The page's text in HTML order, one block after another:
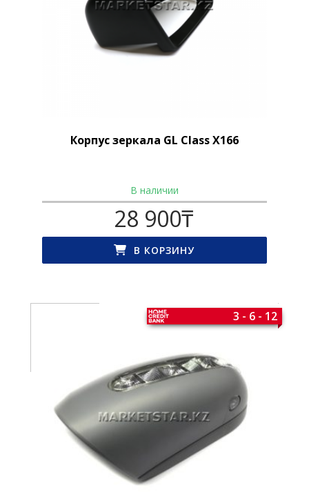
Корпус зеркала GL Class X166
В наличии
28 900₸
В КОРЗИНУ
3 - 6 - 12